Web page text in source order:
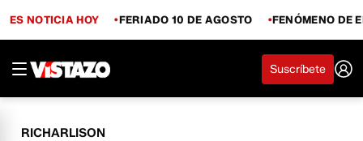
ES NOTICIA HOY FERIADO 10 DE AGOSTO FENÓMENO DE
Suscríbete
RICHARLISON